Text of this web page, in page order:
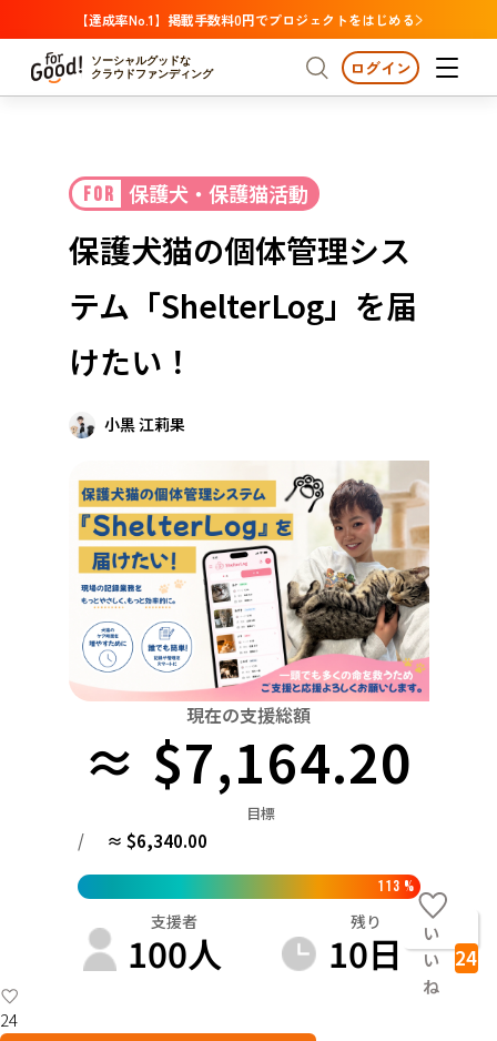
【達成率No.1】掲載手数料0円でプロジェクトをはじめる
ソーシャルグッドな
クラウドファンディング
プロジェクトからさがす 注目
カテゴリーからさがす 国際協力
医療・福祉
人権・マイノリティ
近畿
中国
四国
九州・沖縄
注目 新着
支援金額が多い
支援人数が多い
終了日が近い
カテゴリーからさがす
国際協力 医療・福祉
子ども・教育
環境・エシカル
地域からさがす
北海道 青森 岩手 宮城 秋田 山形
栃木 群馬 埼玉 千葉 東京
富山 石川 福井 山梨 長野
滋賀 京都 大阪 兵庫 奈良
岡山 広島 山口
愛媛 高知
佐賀 長崎
ログイン
FOR 保護犬・保護猫活動
保護犬猫の個体管理シス
テム「ShelterLog」を届
けたい！
小黒 江莉果
現在の支援総額
≈ $7,164.20
目標
/ ≈ $6,340.00
113 %
支援者
100人
残り
10日
い
い
ね
24
24